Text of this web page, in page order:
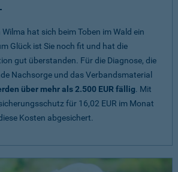
hat sich beim Toben im Wald ein
Glück ist Sie noch fit und hat die
gut überstanden. Für die Diagnose, die
Nachsorge und das Verbandsmaterial
über mehr als 2.500 EUR fällig. Mit
für 16,02 EUR im Monat
Kosten abgesichert.